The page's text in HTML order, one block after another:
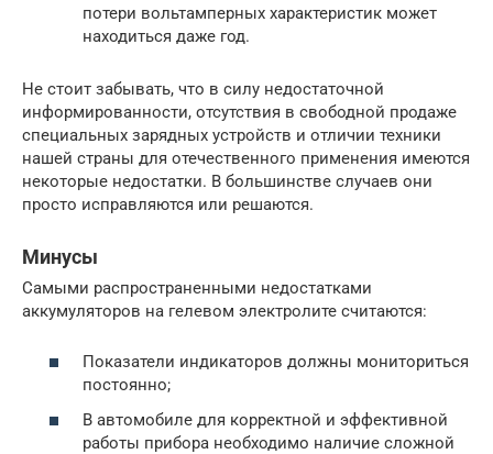
потери вольтамперных характеристик может
находиться даже год.
Не стоит забывать, что в силу недостаточной
информированности, отсутствия в свободной продаже
специальных зарядных устройств и отличии техники
нашей страны для отечественного применения имеются
некоторые недостатки. В большинстве случаев они
просто исправляются или решаются.
Минусы
Самыми распространенными недостатками
аккумуляторов на гелевом электролите считаются:
Показатели индикаторов должны мониториться
постоянно;
В автомобиле для корректной и эффективной
работы прибора необходимо наличие сложной